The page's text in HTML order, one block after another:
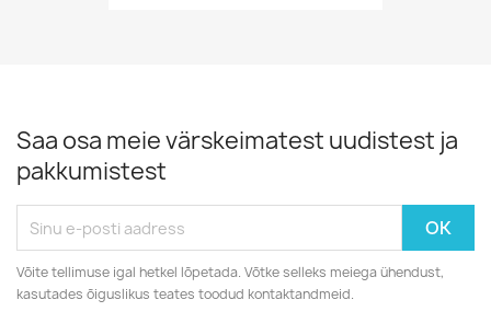
Saa osa meie värskeimatest uudistest ja
pakkumistest
Võite tellimuse igal hetkel lõpetada. Võtke selleks meiega ühendust,
kasutades õiguslikus teates toodud kontaktandmeid.